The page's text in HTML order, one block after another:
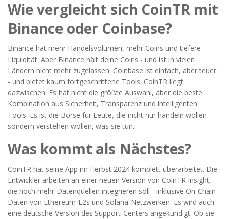
Wie vergleicht sich CoinTR mit
Binance oder Coinbase?
Binance hat mehr Handelsvolumen, mehr Coins und tiefere
Liquidität. Aber Binance hält deine Coins - und ist in vielen
Ländern nicht mehr zugelassen. Coinbase ist einfach, aber teuer
- und bietet kaum fortgeschrittene Tools. CoinTR liegt
dazwischen: Es hat nicht die größte Auswahl, aber die beste
Kombination aus Sicherheit, Transparenz und intelligenten
Tools. Es ist die Börse für Leute, die nicht nur handeln wollen -
sondern verstehen wollen, was sie tun.
Was kommt als Nächstes?
CoinTR hat seine App im Herbst 2024 komplett überarbeitet. Die
Entwickler arbeiten an einer neuen Version von CoinTR Insight,
die noch mehr Datenquellen integrieren soll - inklusive On-Chain-
Daten von Ethereum-L2s und Solana-Netzwerken. Es wird auch
eine deutsche Version des Support-Centers angekündigt. Ob sie